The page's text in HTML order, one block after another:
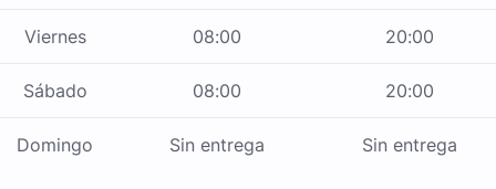
Viernes 08:00 20:00
Sábado 08:00 20:00
Domingo Sin entrega Sin entrega